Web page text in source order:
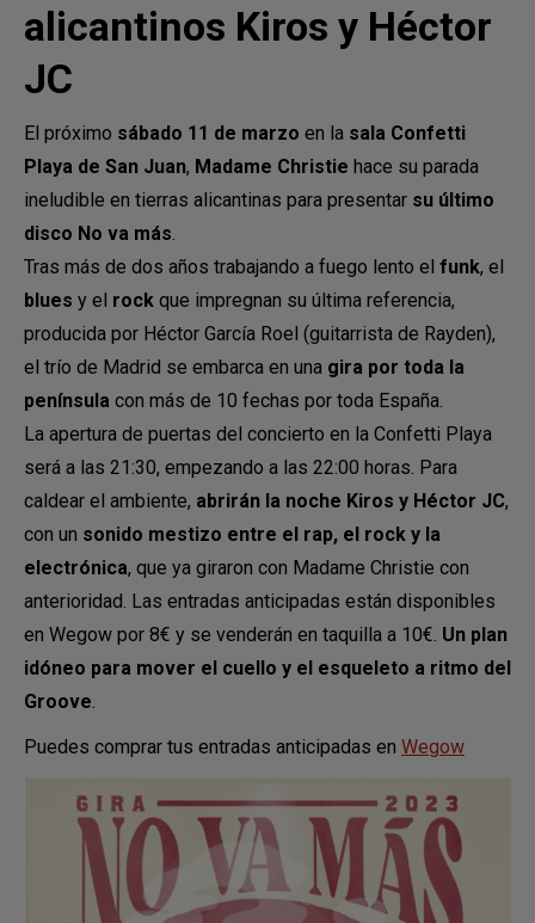
alicantinos Kiros y Héctor
JC
El próximo sábado 11 de marzo en la sala Confetti
Playa de San Juan, Madame Christie hace su parada
ineludible en tierras alicantinas para presentar su último
disco No va más.
Tras más de dos años trabajando a fuego lento el funk, el
blues y el rock que impregnan su última referencia,
producida por Héctor García Roel (guitarrista de Rayden),
el trío de Madrid se embarca en una gira por toda la
península con más de 10 fechas por toda España.
La apertura de puertas del concierto en la Confetti Playa
será a las 21:30, empezando a las 22:00 horas. Para
caldear el ambiente, abrirán la noche Kiros y Héctor JC,
con un sonido mestizo entre el rap, el rock y la
electrónica, que ya giraron con Madame Christie con
anterioridad. Las entradas anticipadas están disponibles
en Wegow por 8€ y se venderán en taquilla a 10€. Un plan
idóneo para mover el cuello y el esqueleto a ritmo del
Groove.
Puedes comprar tus entradas anticipadas en Wegow